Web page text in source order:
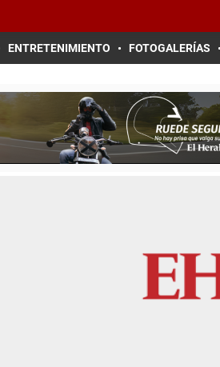
ENTRETENIMIENTO FOTOGALERÍAS